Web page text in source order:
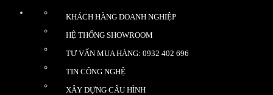
KHÁCH HÀNG DOANH NGHIỆP
HỆ THỐNG SHOWROOM
TƯ VẤN MUA HÀNG: 0932 402 696
TIN CÔNG NGHỆ
XÂY DỰNG CẤU HÌNH